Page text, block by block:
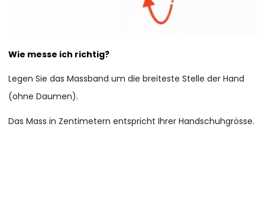
Wie messe ich richtig?
Legen Sie das Massband um die breiteste Stelle der Hand
(ohne Daumen).
Das Mass in Zentimetern entspricht Ihrer Handschuhgrösse.